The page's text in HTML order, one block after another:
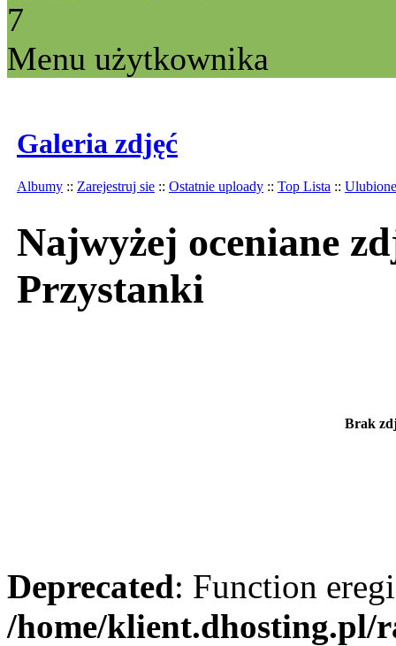
7
Menu użytkownika
Galeria zdjęć
Albumy :: Zarejestruj sie :: Ostatnie uploady :: Top Lista :: Ulubione
Najwyżej oceniane
Przystanki
Brak
Deprecated: Function
/home/